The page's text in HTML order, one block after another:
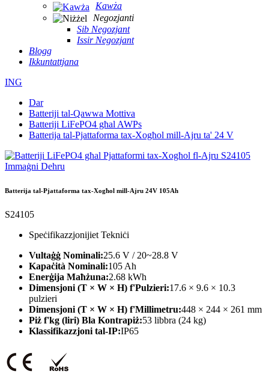
Kawża
Negozjanti
Sib Negozjant
Issir Negozjant
Blogg
Ikkuntattjana
ING
Dar
Batteriji tal-Qawwa Mottiva
Batteriji LiFePO4 għal AWPs
Batterija tal-Pjattaforma tax-Xogħol mill-Ajru ta' 24 V
Batterija tal-Pjattaforma tax-Xogħol mill-Ajru 24V 105Ah
S24105
Speċifikazzjonijiet Tekniċi
Vultaġġ Nominali:25.6 V / 20~28.8 V
Kapaċità Nominali:105 Ah
Enerġija Maħżuna:2.68 kWh
Dimensjoni (T × W × H) f'Pulzieri:17.6 × 9.6 × 10.3
pulzieri
Dimensjoni (T × W × H) f'Millimetru:448 × 244 × 261 mm
Piż f'kg (liri) Bla Kontrapiż:53 libbra (24 kg)
Klassifikazzjoni tal-IP:IP65